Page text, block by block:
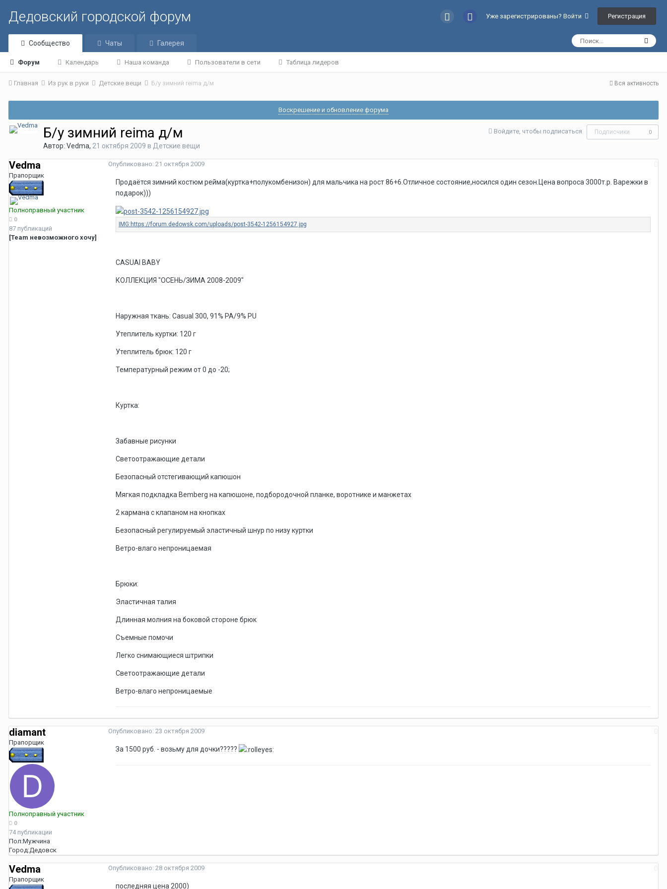
Дедовский городской форум Уже зарегистрированы? Войти Регистрация
Сообщество
Форум Календарь Наша команда Пользователи в сети Таблица лидеров
Чаты Галерея
Вся активность
Главная Из рук в руки Детские вещи Б/у зимний reima д/м
Воскрешение и обновление форума
Войдите, чтобы подписаться Подписчики 0
Б/у зимний reima д/м
Автор: Vedma, 21 октября 2009 в Детские вещи
Vedma
Прапорщик
Полноправный участник
0
87 публикаций
[Team невозможного хочу]
Опубликовано: 21 октября 2009
Продаётся зимний костюм рейма(куртка+полукомбенизон) для мальчика на рост 86+6.Отличное состояние,носился один сезон.Цена вопроса 3000т.р. Варежки в
подарок)))
CASUAl BABY
КОЛЛЕКЦИЯ "ОСЕНЬ/ЗИМА 2008-2009"
Наружная ткань: Casual 300, 91% PA/9% PU
Утеплитель куртки: 120 г
Утеплитель брюк: 120 г
Температурный режим от 0 до -20;
Куртка:
Забавные рисунки
Светоотражающие детали
Безопасный отстегивающий капюшон
Мягкая подкладка Bemberg на капюшоне, подбородочной планке, воротнике и манжетах
2 кармана с клапаном на кнопках
Безопасный регулируемый эластичный шнур по низу куртки
Ветро-влаго непроницаемая
Брюки:
Эластичная талия
Длинная молния на боковой стороне брюк
Съемные помочи
Легко снимающиеся штрипки
Светоотражающие детали
Ветро-влаго непроницаемые
diamant
Прапорщик
Полноправный участник
0
74 публикации
Пол:Мужчина
Город:Дедовск
Опубликовано: 23 октября 2009
За 1500 руб. - возьму для дочки?????
Vedma
Прапорщик
Опубликовано: 28 октября 2009
последняя цена 2000)